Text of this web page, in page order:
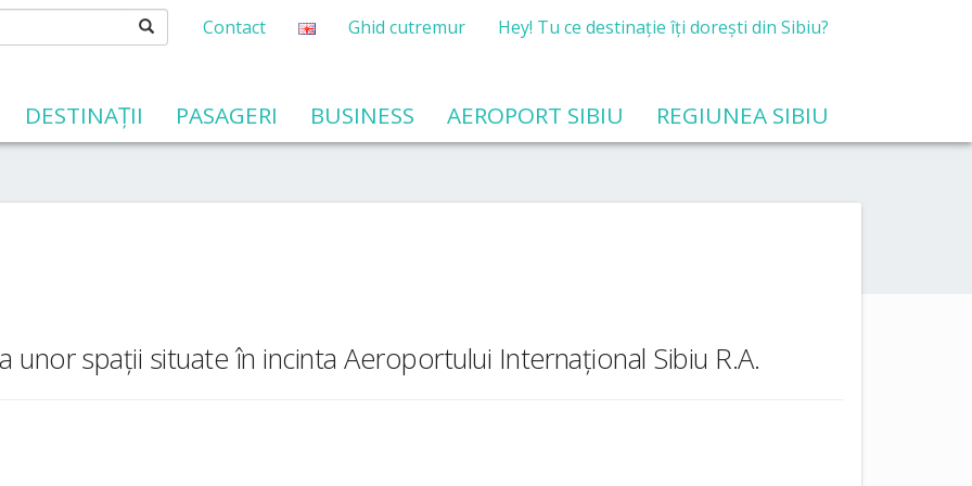
Ghid cutremur Hey! Tu ce destinație îți dorești din Sibiu?
Contact
DESTINAȚII PASAGERI BUSINESS AEROPORT SIBIU REGIUNEA SIBIU
unor spații situate în incinta Aeroportului Internațional Sibiu R.A.